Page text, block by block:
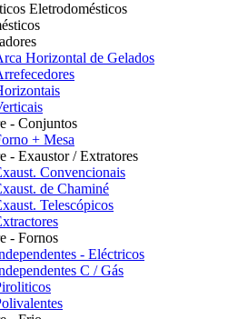
Eletrodomésticos
Horizontal de Gelados
- Conjuntos
+ Mesa
- Exaustor / Extratores
Convencionais
de Chaminé
Telescópicos
- Fornos
- Eléctricos
C / Gás